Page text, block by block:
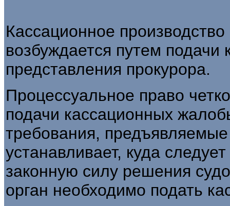
Кассационное
возбуждается путем
представления прокурора.
Процессуальное право
подачи кассационных
требования,
устанавливает, куда
законную силу решения
орган необходимо подать